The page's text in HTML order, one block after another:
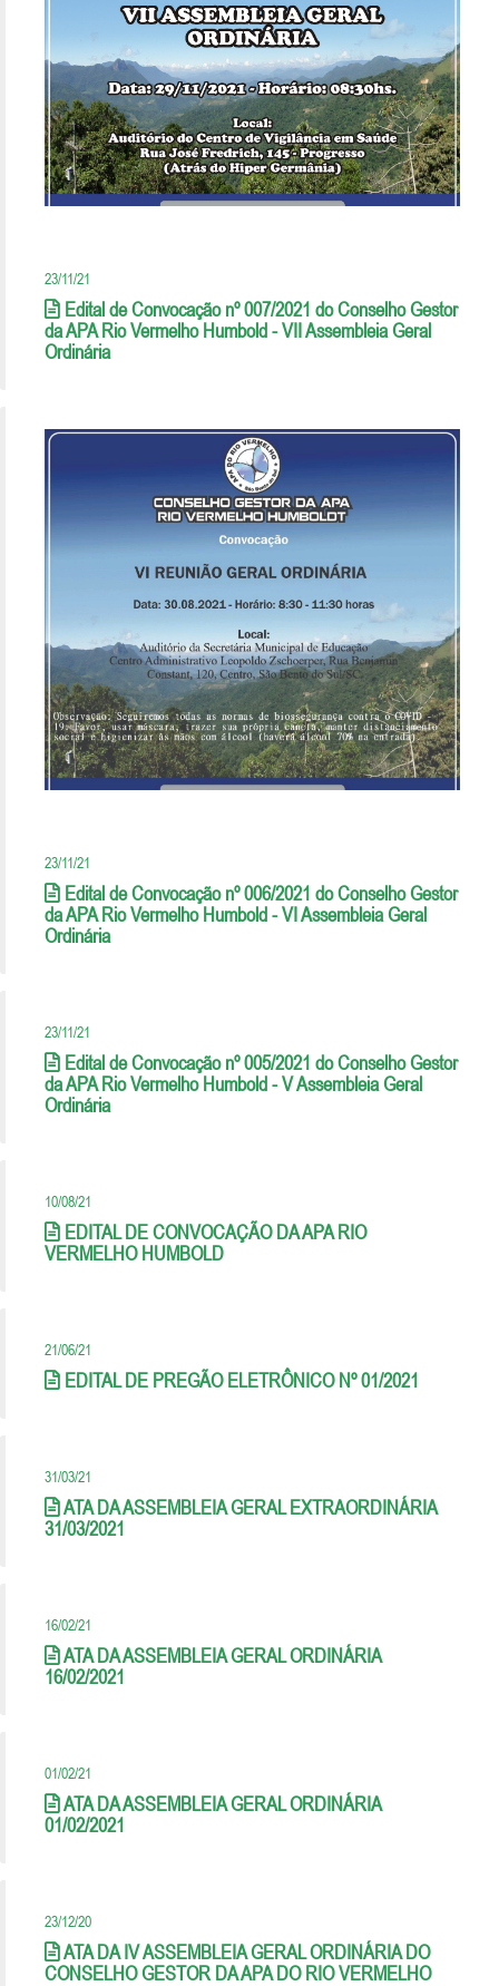
23/11/21
Edital de Convocação nº 007/2021 do Conselho Gestor
da APA Rio Vermelho Humbold - VII Assembleia Geral
Ordinária
23/11/21
Edital de Convocação nº 006/2021 do Conselho Gestor
da APA Rio Vermelho Humbold - VI Assembleia Geral
Ordinária
23/11/21
Edital de Convocação nº 005/2021 do Conselho Gestor
da APA Rio Vermelho Humbold - V Assembleia Geral
Ordinária
10/08/21
EDITAL DE CONVOCAÇÃO DA APA RIO
VERMELHO HUMBOLD
21/06/21
EDITAL DE PREGÃO ELETRÔNICO Nº 01/2021
31/03/21
ATA DA ASSEMBLEIA GERAL EXTRAORDINÁRIA
31/03/2021
16/02/21
ATA DA ASSEMBLEIA GERAL ORDINÁRIA
16/02/2021
01/02/21
ATA DA ASSEMBLEIA GERAL ORDINÁRIA
01/02/2021
23/12/20
ATA DA IV ASSEMBLEIA GERAL ORDINÁRIA DO
CONSELHO GESTOR DA APA DO RIO VERMELHO